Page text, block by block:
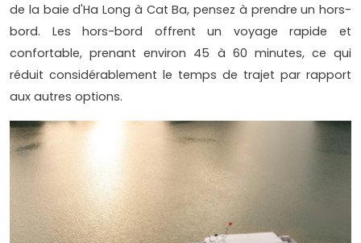
de la baie d'Ha Long à Cat Ba, pensez à prendre un hors-
bord. Les hors-bord offrent un voyage rapide et
confortable, prenant environ 45 à 60 minutes, ce qui
réduit considérablement le temps de trajet par rapport
aux autres options.